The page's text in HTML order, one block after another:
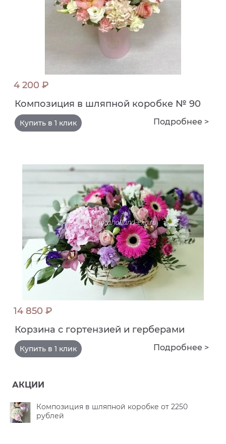
4 200 ₽
Композиция в шляпной коробке № 90
Купить в 1 клик Подробнее >
14 850 ₽
Корзина с гортензией и герберами
Купить в 1 клик Подробнее >
АКЦИИ
Композиция в шляпной коробке от 2250
рублей